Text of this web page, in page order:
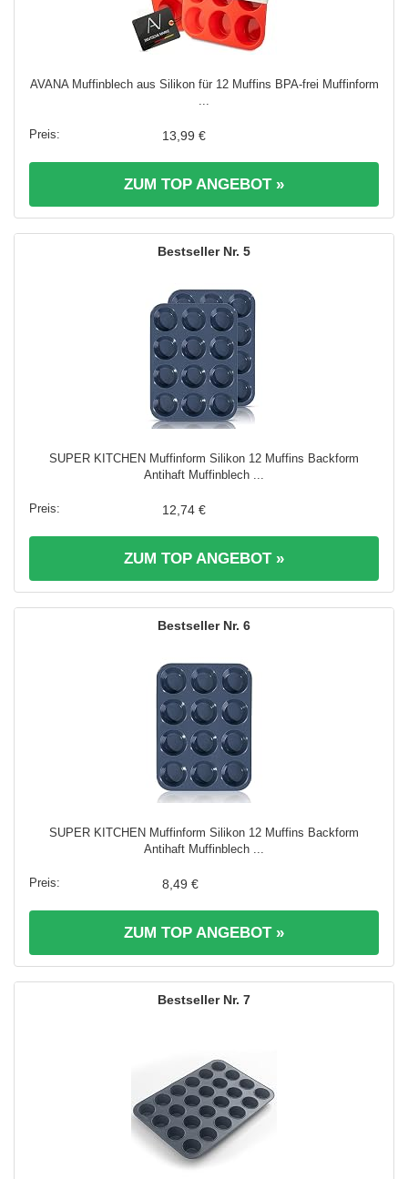
AVANA Muffinblech aus Silikon für 12 Muffins BPA-frei Muffinform
13,99 €
ZUM TOP ANGEBOT »
5
SUPER KITCHEN Muffinform Silikon 12 Muffins Backform
Antihaft Muffinblech ...
12,74 €
ZUM TOP ANGEBOT »
6
SUPER KITCHEN Muffinform Silikon 12 Muffins Backform
Antihaft Muffinblech ...
8,49 €
ZUM TOP ANGEBOT »
7